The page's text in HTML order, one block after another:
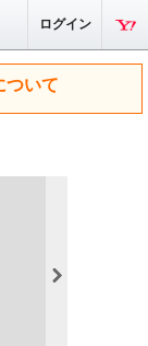
ログイン
ついて